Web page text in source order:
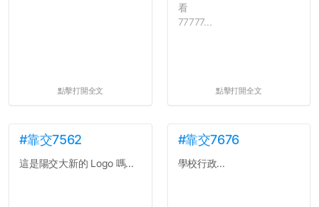
點擊打開全文
看
77777...
點擊打開全文
#靠交7562
這是陽交大新的 Logo 嗎...
#靠交7676
學校行政...